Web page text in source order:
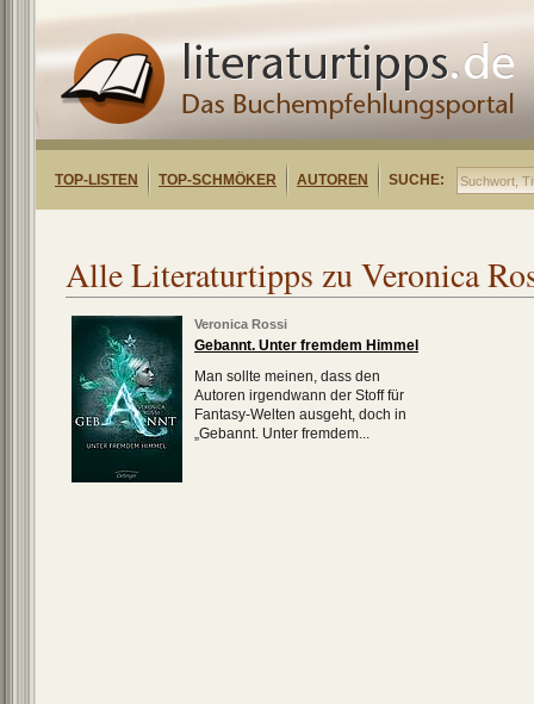
TOP-LISTEN TOP-SCHMÖKER AUTOREN SUCHE:
Alle Literaturtipps zu Veronica
Veronica Rossi
Gebannt. Unter fremdem Himmel
Man sollte meinen, dass den
Autoren irgendwann der Stoff für
Fantasy-Welten ausgeht, doch in
„Gebannt. Unter fremdem...